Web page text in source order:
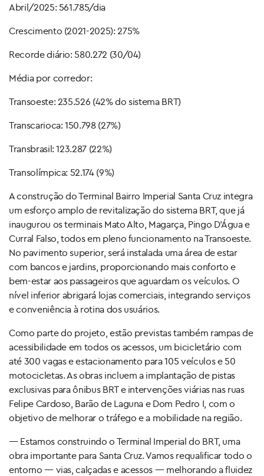
Abril/2025: 561.785/dia
Crescimento (2021-2025): 275%
Recorde diário: 580.272 (30/04)
Média por corredor:
Transoeste: 235.526 (42% do sistema BRT)
Transcarioca: 150.798 (27%)
Transbrasil: 123.287 (22%)
Transolímpica: 52.174 (9%)
A construção do Terminal Bairro Imperial Santa Cruz integra
um esforço amplo de revitalização do sistema BRT, que já
inaugurou os terminais Mato Alto, Magarça, Pingo D’Água e
Curral Falso, todos em pleno funcionamento na Transoeste.
No pavimento superior, será instalada uma área de estar
com bancos e jardins, proporcionando mais conforto e
bem-estar aos passageiros que aguardam os veículos. O
nível inferior abrigará lojas comerciais, integrando serviços
e conveniência à rotina dos usuários.
Como parte do projeto, estão previstas também rampas de
acessibilidade em todos os acessos, um bicicletário com
até 300 vagas e estacionamento para 105 veículos e 50
motocicletas. As obras incluem a implantação de pistas
exclusivas para ônibus BRT e intervenções viárias nas ruas
Felipe Cardoso, Barão de Laguna e Dom Pedro I, com o
objetivo de melhorar o tráfego e a mobilidade na região.
— Estamos construindo o Terminal Imperial do BRT, uma
obra importante para Santa Cruz. Vamos requalificar todo o
entorno — vias, calçadas e acessos — melhorando a fluidez